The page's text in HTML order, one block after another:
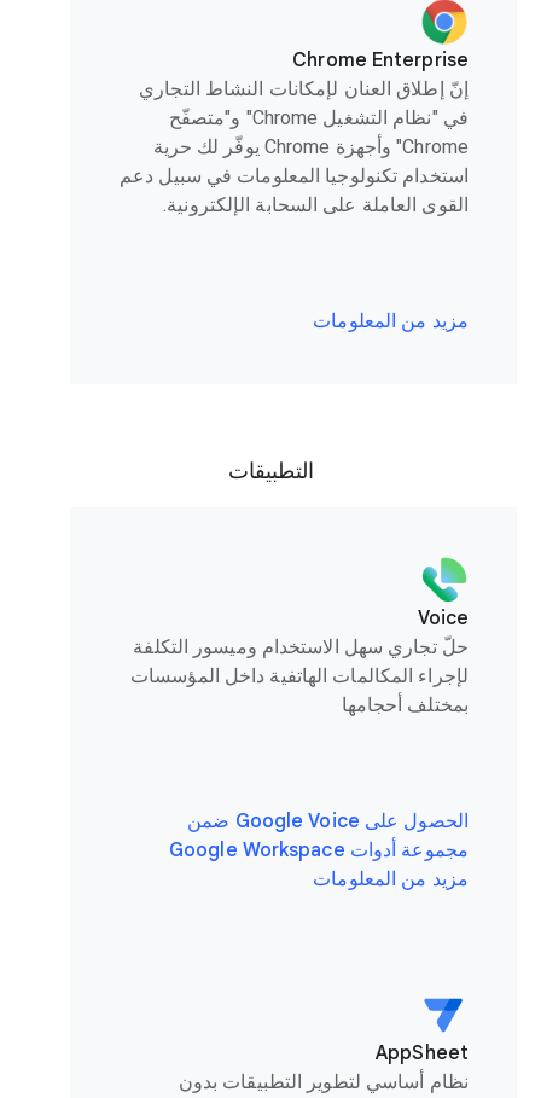
Chrome Enterprise
إنّ إطلاق العنان لإمكانات النشاط التجاري
في "نظام التشغيل Chrome" و"متصفّح
Chrome" وأجهزة Chrome يوفّر لك حرية
استخدام تكنولوجيا المعلومات في سبيل دعم
القوى العاملة على السحابة الإلكترونية.
مزيد من المعلومات
التطبيقات
Voice
حلّ تجاري سهل الاستخدام وميسور التكلفة
لإجراء المكالمات الهاتفية داخل المؤسسات
بمختلف أحجامها
الحصول على Google Voice ضمن
مجموعة أدوات Google Workspace
مزيد من المعلومات
AppSheet
نظام أساسي لتطوير التطبيقات بدون